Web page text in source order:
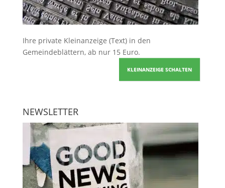
Ihre private Kleinanzeige (Text) in den
Gemeindeblättern, ab nur 15 Euro.
KLEINANZEIGE SCHALTEN
NEWSLETTER